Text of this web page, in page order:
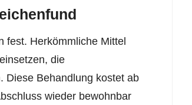
fest. Herkömmliche Mittel
die
Diese Behandlung kostet ab
wieder bewohnbar